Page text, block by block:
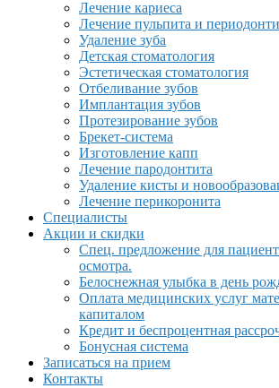
Лечение кариеса
Лечение пульпита и
Удаление зуба
Детская стоматология
Эстетическая стоматология
Отбеливание зубов
Имплантация зубов
Протезирование зубов
Брекет-система
Изготовление капп
Лечение пародонтита
Удаление кисты и
Лечение перикоронита
Специалисты
Акции и скидки
Спец. предложение для
осмотра.
Белоснежная улыбка в день
Оплата медицинских услуг
капиталом
Кредит и беспроцентная
Бонусная система
Записаться на прием
Контакты